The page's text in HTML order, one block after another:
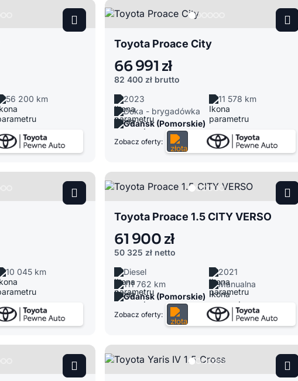
56 200 km
Toyota Proace City
66 991 zł
82 400 zł brutto
2023
11 578 km
Doka - brygadówka
Gdańsk (Pomorskie)
Zobacz oferty:
10 045 km
Toyota Proace 1.5 CITY VERSO
61 900 zł
50 325 zł netto
Diesel
2021
111 762 km
Manualna
Gdańsk (Pomorskie)
Zobacz oferty: